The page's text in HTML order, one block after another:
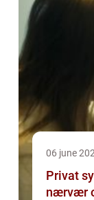
06 june
Privat
nærvær